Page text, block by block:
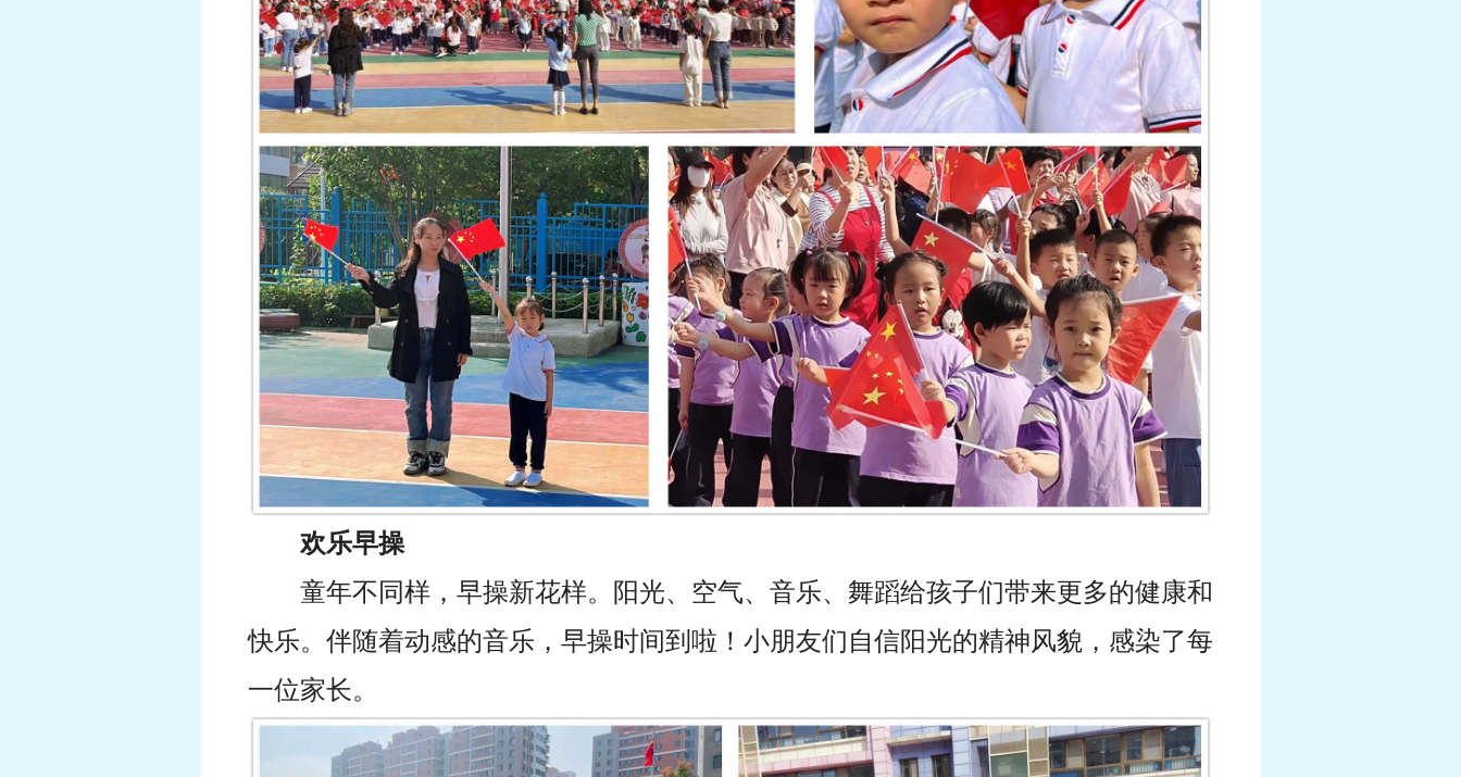
欢乐早操
童年不同样，早操新花样。阳光、空气、音乐、舞蹈给孩子们带来更多的健康和
快乐。伴随着动感的音乐，早操时间到啦！小朋友们自信阳光的精神风貌，感染了每
一位家长。